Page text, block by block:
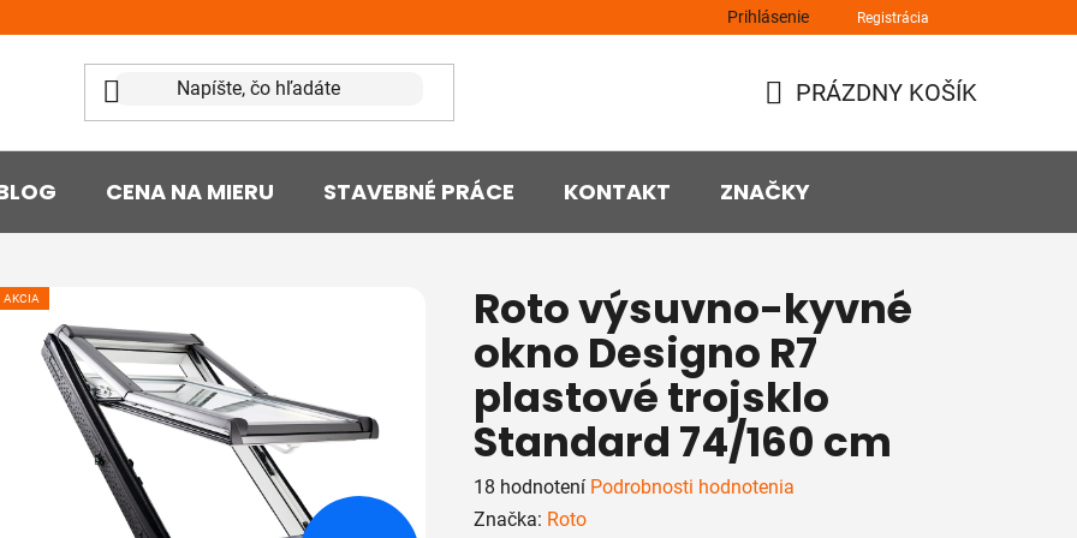
Prihlásenie Registrácia
KOŠÍK
PRÁZDNY KOŠÍK
CENA NA MIERU STAVEBNÉ PRÁCE KONTAKT ZNAČKY
Roto výsuvno-kyvné
okno Designo R7
plastové trojsklo
Standard 74/160 cm
Priemerné
hodnotenie
18 hodnotení Podrobnosti hodnotenia
Značka: Roto
AKCIA